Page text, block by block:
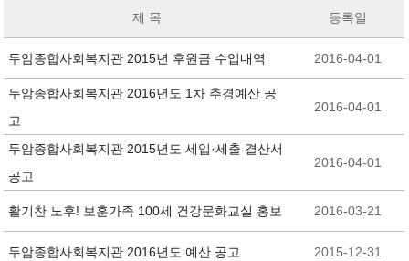
제 목 등록일
두암종합사회복지관 2015년 후원금 수입내역 2016-04-01
두암종합사회복지관 2016년도 1차 추경예산 공
고
2016-04-01
두암종합사회복지관 2015년도 세입·세출 결산서
공고
2016-04-01
활기찬 노후! 보훈가족 100세 건강문화교실 홍보 2016-03-21
두암종합사회복지관 2016년도 예산 공고 2015-12-31